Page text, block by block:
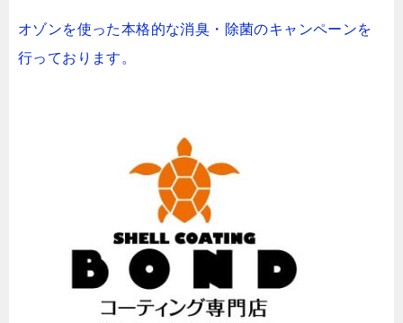
オゾンを使った本格的な消臭・除菌のキャンペーンを
行っております。